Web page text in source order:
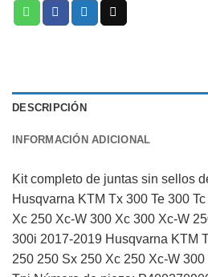
DESCRIPCIÓN
INFORMACIÓN ADICIONAL
Kit completo de juntas sin sellos
Husqvarna KTM Tx 300 Te 300
Xc 250 Xc-W 300 Xc 300 Xc-W
300i 2017-2019 Husqvarna KTM
250 250 Sx 250 Xc 250 Xc-W